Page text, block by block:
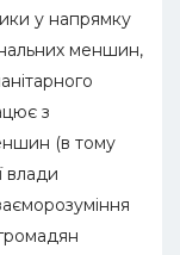
у напрямку
меншин,
з
(в тому
влади